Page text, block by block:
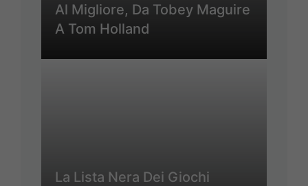
Al Migliore, Da Tobey Maguire
A Tom Holland
La Lista Nera Dei Giochi